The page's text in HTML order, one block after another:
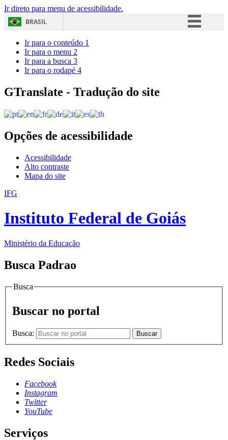
Ir direto para menu de acessibilidade.
BRASIL
Acesso à informação
Ir para o conteúdo 1
Ir para o menu 2
Ir para a busca 3
Ir para o rodapé 4
GTranslate - Tradução do site
Opções de acessibilidade
Acessibilidade
Alto contraste
Mapa do site
IFG
Instituto Federal de Goiás
Ministério da Educação
Busca Padrao
Busca
Buscar no portal
Busca: Buscar
Redes Sociais
Facebook
Instagram
Twitter
YouTube
Serviços